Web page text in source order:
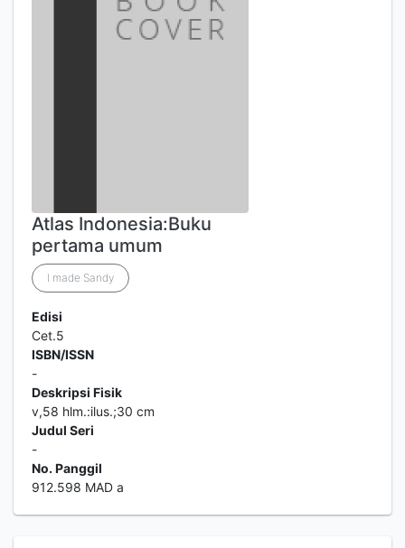
Atlas Indonesia:Buku
pertama umum
I made Sandy
Edisi
Cet.5
ISBN/ISSN
-
Deskripsi Fisik
v,58 hlm.:ilus.;30 cm
Judul Seri
-
No. Panggil
912.598 MAD a